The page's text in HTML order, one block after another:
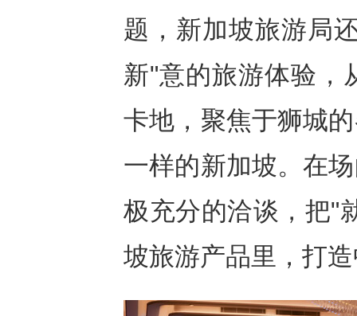
题，新加坡旅游局
新"意的旅游体验，
卡地，聚焦于狮城
一样的新加坡。在
极充分的洽谈，把"
坡旅游产品里，打